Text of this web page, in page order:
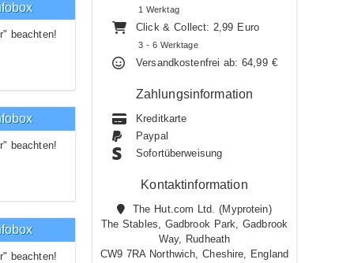
beachten!
beachten!
beachten!
1 Werktag
Click & Collect: 2,99 Euro
3 - 6 Werktage
Versandkostenfrei ab: 64,99 €
Zahlungsinformation
Kreditkarte
Paypal
Sofortüberweisung
Kontaktinformation
The Hut.com Ltd. (Myprotein)
The Stables, Gadbrook Park, Gadbrook
Way, Rudheath
CW9 7RA Northwich, Cheshire, England